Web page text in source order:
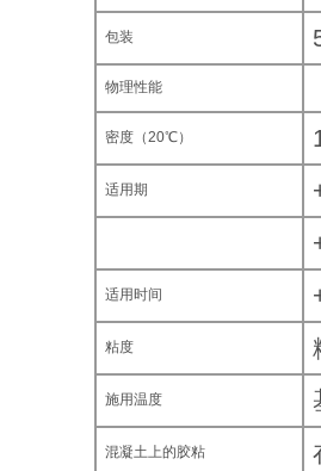
包装
物理性能
密度（20℃）
适用期
适用时间
粘度
施用温度
混凝土上的胶粘